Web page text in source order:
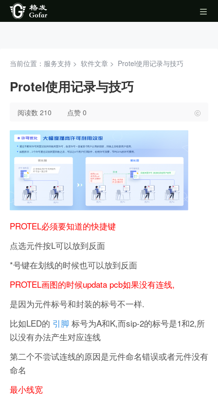
当前位置：服务支持 > 软件文章 > Protel使用记录与技巧
Protel使用记录与技巧
阅读数 210 点赞 0
PROTEL必须要知道的快捷键
点选元件按L可以放到反面
*号键在划线的时候也可以放到反面
PROTEL画图的时候updata pcb如果没有连线,
是因为元件标号和封装的标号不一样.
比如LED的 引脚 标号为A和K,而sip-2的标号是1和2,所
以没有办法产生对应连线
第二个不尝试连线的原因是元件命名错误或者元件没有
命名
最小线宽